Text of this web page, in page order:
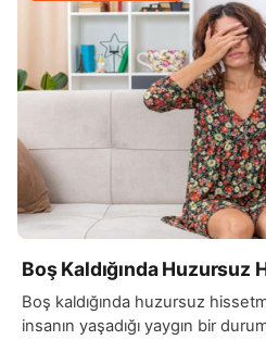
Boş Kaldığında Huzursuz
Boş kaldığında huzursuz
insanın yaşadığı yaygın bir